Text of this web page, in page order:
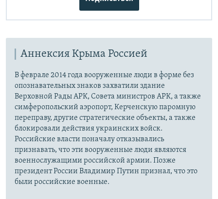
Аннексия Крыма Россией
В феврале 2014 года вооруженные люди в форме без
опознавательных знаков захватили здание
Верховной Рады АРК, Совета министров АРК, а также
симферопольский аэропорт, Керченскую паромную
переправу, другие стратегические объекты, а также
блокировали действия украинских войск.
Российские власти поначалу отказывались
признавать, что эти вооруженные люди являются
военнослужащими российской армии. Позже
президент России Владимир Путин признал, что это
были российские военные.